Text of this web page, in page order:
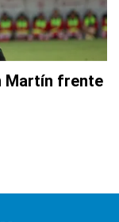
Martín frente